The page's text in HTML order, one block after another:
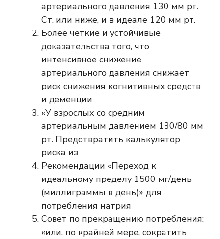
артериального давления 130 мм рт.
Ст. или ниже, и в идеале 120 мм рт.
Более четкие и устойчивые
доказательства того, что
интенсивное снижение
артериального давления снижает
риск снижения когнитивных средств
и деменции
«У взрослых со средним
артериальным давлением 130/80 мм
рт. Предотвратить калькулятор
риска из
Рекомендации «Переход к
идеальному пределу 1500 мг/день
(миллиграммы в день)» для
потребления натрия
Совет по прекращению потребления:
«или, по крайней мере, сократить